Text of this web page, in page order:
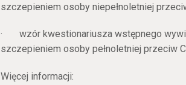
szczepieniem osoby niepełnoletniej
· wzór kwestionariusza wstępnego
szczepieniem osoby pełnoletniej przeciw
Więcej informacji: